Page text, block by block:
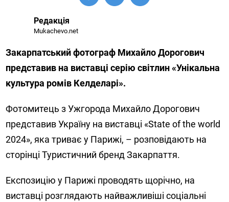
Редакція
Mukachevo.net
Закарпатський фотограф Михайло Дорогович
представив на виставці серію світлин «Унікальна
культура ромів Келделарі».
Фотомитець з Ужгорода Михайло Дорогович
представив Україну на виставці «State of the world
2024», яка триває у Парижі, – розповідають на
сторінці Туристичний бренд Закарпаття.
Експозицію у Парижі проводять щорічно, на
виставці розглядають найважливіші соціальні